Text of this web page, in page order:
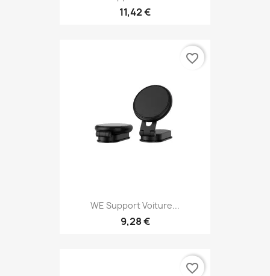
11,42 €
WE Support Voiture...
9,28 €
favorite_border
favorite_border